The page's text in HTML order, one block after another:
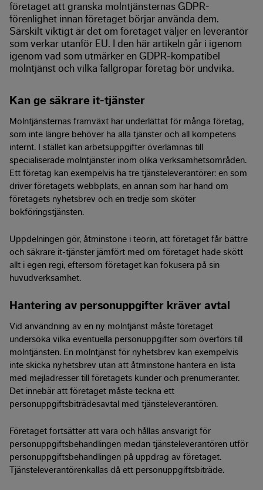
företaget att granska molntjänsternas GDPR-
förenlighet innan företaget börjar använda dem.
Särskilt viktigt är det om företaget väljer en leverantör
som verkar utanför EU. I den här artikeln går i igenom
igenom vad som utmärker en GDPR-kompatibel
molntjänst och vilka fallgropar företag bör undvika.
Kan ge säkrare it-tjänster
Molntjänsternas framväxt har underlättat för många företag,
som inte längre behöver ha alla tjänster och all kompetens
internt. I stället kan arbetsuppgifter överlämnas till
specialiserade molntjänster inom olika verksamhetsområden.
Ett företag kan exempelvis ha tre tjänsteleverantörer: en som
driver företagets webbplats, en annan som har hand om
företagets nyhetsbrev och en tredje som sköter
bokföringstjänsten.
Uppdelningen gör, åtminstone i teorin, att företaget får bättre
och säkrare it-tjänster jämfört med om företaget hade skött
allt i egen regi, eftersom företaget kan fokusera på sin
huvudverksamhet.
Hantering av personuppgifter kräver avtal
Vid användning av en ny molntjänst måste företaget
undersöka vilka eventuella personuppgifter som överförs till
molntjänsten. En molntjänst för nyhetsbrev kan exempelvis
inte skicka nyhetsbrev utan att åtminstone hantera en lista
med mejladresser till företagets kunder och prenumeranter.
Det innebär att företaget måste teckna ett
personuppgiftsbiträdesavtal med tjänsteleverantören.
Företaget fortsätter att vara och hållas ansvarigt för
personuppgiftsbehandlingen medan tjänsteleverantören utför
personuppgiftsbehandlingen på uppdrag av företaget.
Tjänsteleverantörenkallas då ett personuppgiftsbiträde.